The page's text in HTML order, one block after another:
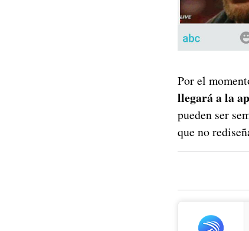
Por el
llegará a la
pueden ser
que no